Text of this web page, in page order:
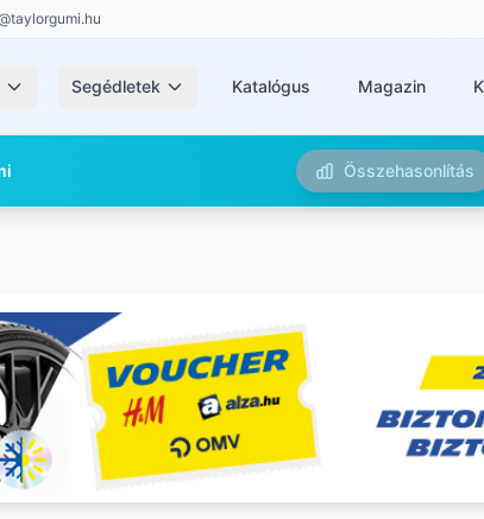
Segédletek Katalógus Magazin
Összehasonlítás